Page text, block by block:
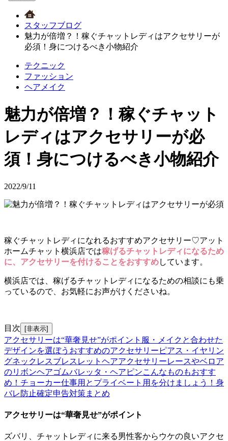
スタッフブログ
魅力が倍増？！稼ぐチャットレディはアクセサリーが
必須！身につけるべき小物紹介
テクニック
ファッション
ヘアメイク
魅力が倍増？！稼ぐチャット
レディはアクセサリーが必
須！身につけるべき小物紹介
2022/9/11
稼ぐチャットレディになれるおすすめアクセサリー♡アット
ホームチャット横浜店では稼げるチャットレディになるため
に、アクセサリーを付けることをおすすめしています。
横浜店では、稼げるチャットレディになるための相談にも乗
っているので、お気軽にお声がけくださいね。
目次 [非表示]
アクセサリーは“華奢見せ”がポイント 服・メイクと合わせた
デザインを選ぼう おすすめのアクセサリー ピアス・イヤリン
グネックレスブレスレット ヘアアクセサリーレースやベロア
のリボンヘアゴムバレッタ・ヘアピンこんなものもおすす
め！ チョーカー仕事用とプライベート用を分けましょう！ 身
バレ防止確定申告対策まとめ
アクセサリーは“華奢見せ”がポイント
ズバリ、チャットレディに来る男性客からウケの良いアクセ